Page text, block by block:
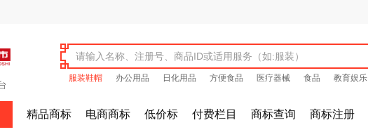
服装鞋帽 办公用品 日化用品 方便食品 医疗器械 食品 教育娱乐
精品商标 电商商标 低价标 付费栏目 商标查询 商标注册